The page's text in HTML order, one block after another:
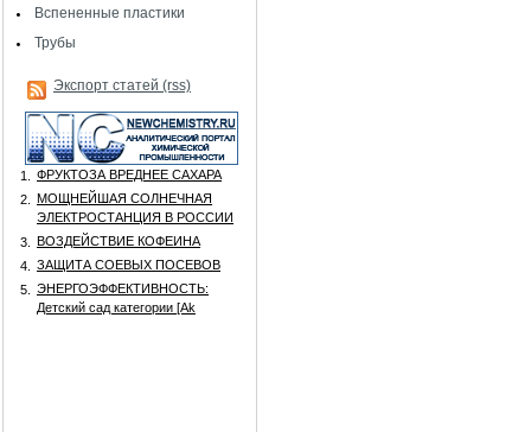
Вспененные пластики
Трубы
Экспорт статей (rss)
1.
ФРУКТОЗА ВРЕДНЕЕ САХАРА
2.
МОЩНЕЙШАЯ СОЛНЕЧНАЯ
ЭЛЕКТРОСТАНЦИЯ В РОССИИ
3.
ВОЗДЕЙСТВИЕ КОФЕИНА
4.
ЗАЩИТА СОЕВЫХ ПОСЕВОВ
5.
ЭНЕРГОЭФФЕКТИВНОСТЬ:
Детский сад категории [Аk